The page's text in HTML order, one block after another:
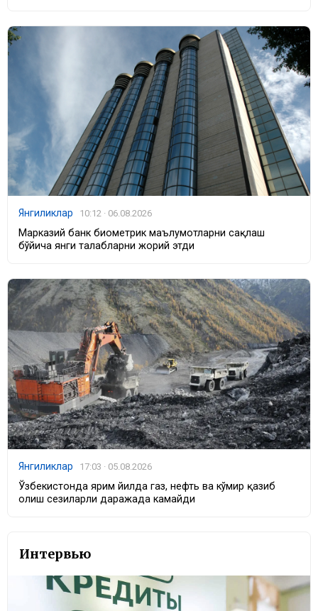
Янгиликлар 10:12 · 06.08.2026
Марказий банк биометрик маълумотларни сақлаш
бўйича янги талабларни жорий этди
Янгиликлар 17:03 · 05.08.2026
Ўзбекистонда ярим йилда газ, нефть ва кўмир қазиб
олиш сезиларли даражада камайди
Интервью